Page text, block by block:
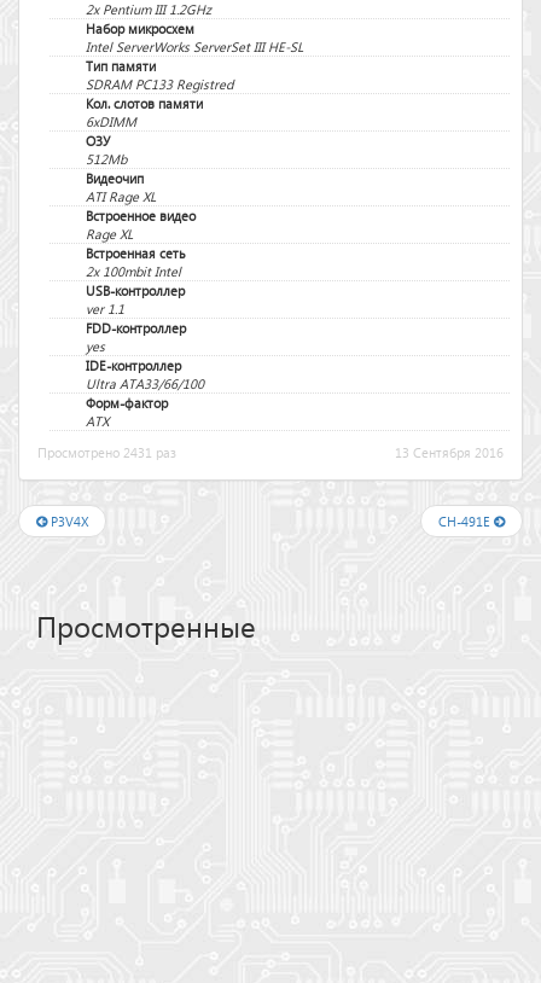
2x Pentium III 1.2GHz
Набор микросхем
Intel ServerWorks ServerSet III HE-SL
Тип памяти
SDRAM PC133 Registred
Кол. слотов памяти
6xDIMM
ОЗУ
512Mb
Видеочип
ATI Rage XL
Встроенное видео
Rage XL
Встроенная сеть
2x 100mbit Intel
USB-контроллер
ver 1.1
FDD-контроллер
yes
IDE-контроллер
Ultra ATA33/66/100
Форм-фактор
ATX
Просмотрено 2431 раз
13 Сентября 2016
P3V4X CH-491E
Просмотренные